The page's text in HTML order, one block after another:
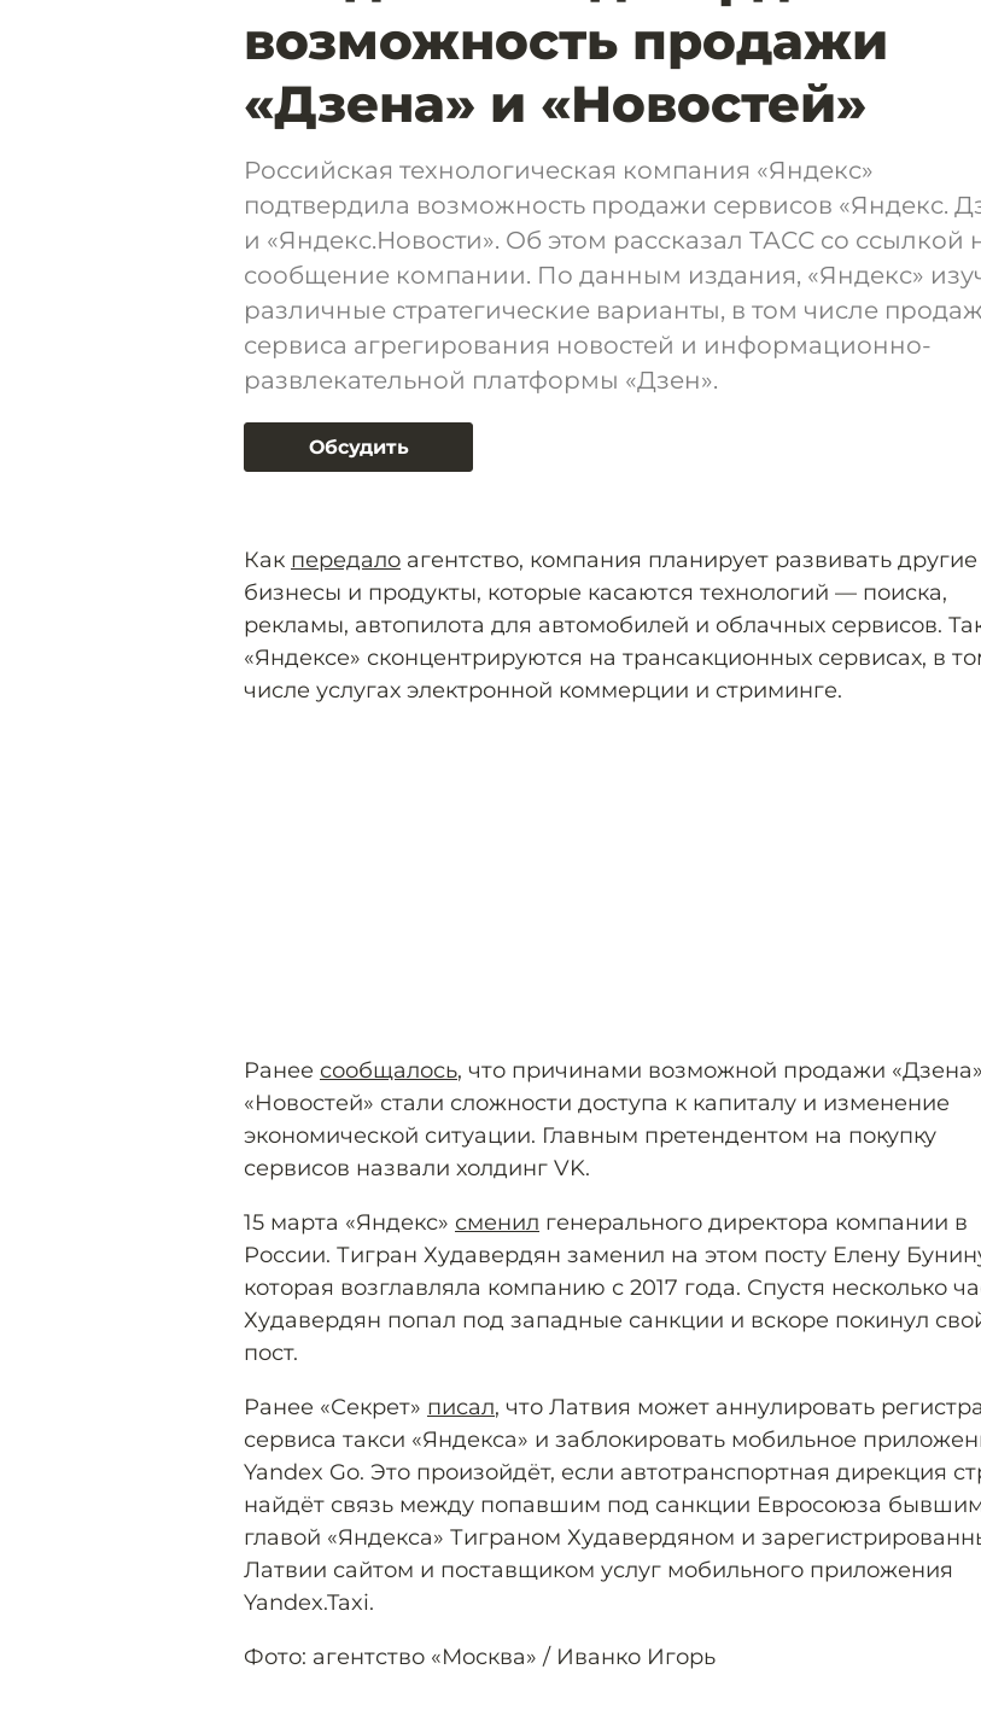
возможность продажи
«Дзена» и «Новостей»
Российская технологическая компания «Яндекс»
подтвердила возможность продажи сервисов «Яндекс.
и «Яндекс.Новости». Об этом рассказал ТАСС со ссылкой
сообщение компании. По данным издания, «Яндекс»
различные стратегические варианты, в том числе
сервиса агрегирования новостей и информационно-
развлекательной платформы «Дзен».
Обсудить
Как передало агентство, компания планирует развивать
бизнесы и продукты, которые касаются технологий — поиска,
рекламы, автопилота для автомобилей и облачных сервисов.
«Яндексе» сконцентрируются на трансакционных сервисах, в
числе услугах электронной коммерции и стриминге.
Ранее сообщалось, что причинами возможной продажи
«Новостей» стали сложности доступа к капиталу и изменение
экономической ситуации. Главным претендентом на покупку
сервисов назвали холдинг VK.
15 марта «Яндекс» сменил генерального директора компании в
России. Тигран Худавердян заменил на этом посту Елену
которая возглавляла компанию с 2017 года. Спустя несколько
Худавердян попал под западные санкции и вскоре покинул
пост.
Ранее «Секрет» писал, что Латвия может аннулировать
сервиса такси «Яндекса» и заблокировать мобильное
Yandex Go. Это произойдёт, если автотранспортная дирекция
найдёт связь между попавшим под санкции Евросоюза
главой «Яндекса» Тиграном Худавердяном и
Латвии сайтом и поставщиком услуг мобильного приложения
Yandex.Taxi.
Фото: агентство «Москва» / Иванко Игорь